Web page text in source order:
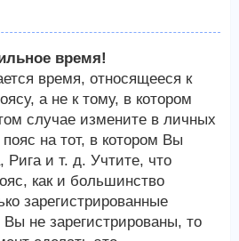
время!
время, относящееся к
а не к тому, в котором
случае измените в личных
на тот, в котором Вы
Рига и т. д. Учтите, что
как и большинство
зарегистрированные
не зарегистрированы, то